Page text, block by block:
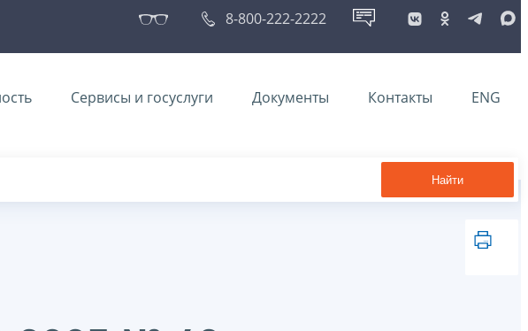
8-800-222-2222
Сервисы и госуслуги Документы Контакты ENG
Найти